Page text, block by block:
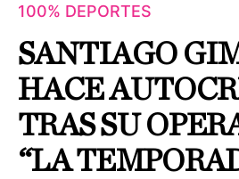
100% DEPORTES
SANTIAGO
HACE
TRAS SU
“LA